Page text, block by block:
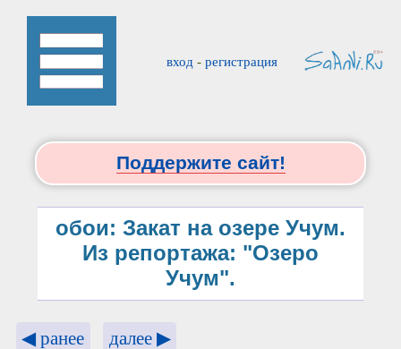
вход - регистрация
Поддержите сайт!
обои: Закат на озере Учум.
Из репортажа: "Озеро
Учум".
◀ ранее далее ▶